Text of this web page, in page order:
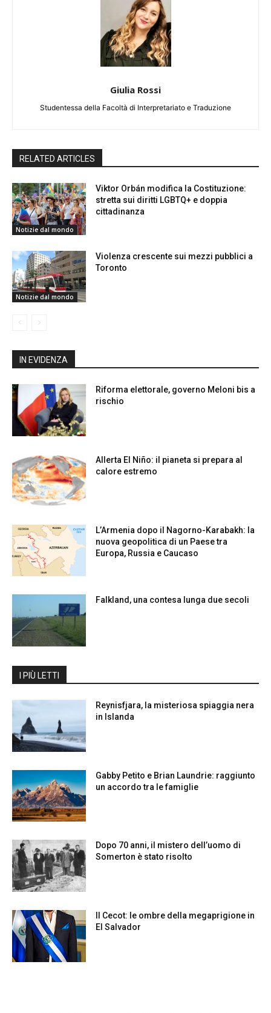
Giulia Rossi
Studentessa della Facoltà di Interpretariato e Traduzione
RELATED ARTICLES
Notizie dal mondo
Viktor Orbán modifica la Costituzione:
stretta sui diritti LGBTQ+ e doppia
cittadinanza
Notizie dal mondo
Violenza crescente sui mezzi pubblici a
Toronto
IN EVIDENZA
Riforma elettorale, governo Meloni bis a
rischio
Allerta El Niño: il pianeta si prepara al
calore estremo
L’Armenia dopo il Nagorno-Karabakh: la
nuova geopolitica di un Paese tra
Europa, Russia e Caucaso
Falkland, una contesa lunga due secoli
I PIÙ LETTI
Reynisfjara, la misteriosa spiaggia nera
in Islanda
Gabby Petito e Brian Laundrie: raggiunto
un accordo tra le famiglie
Dopo 70 anni, il mistero dell’uomo di
Somerton è stato risolto
Il Cecot: le ombre della megaprigione in
El Salvador